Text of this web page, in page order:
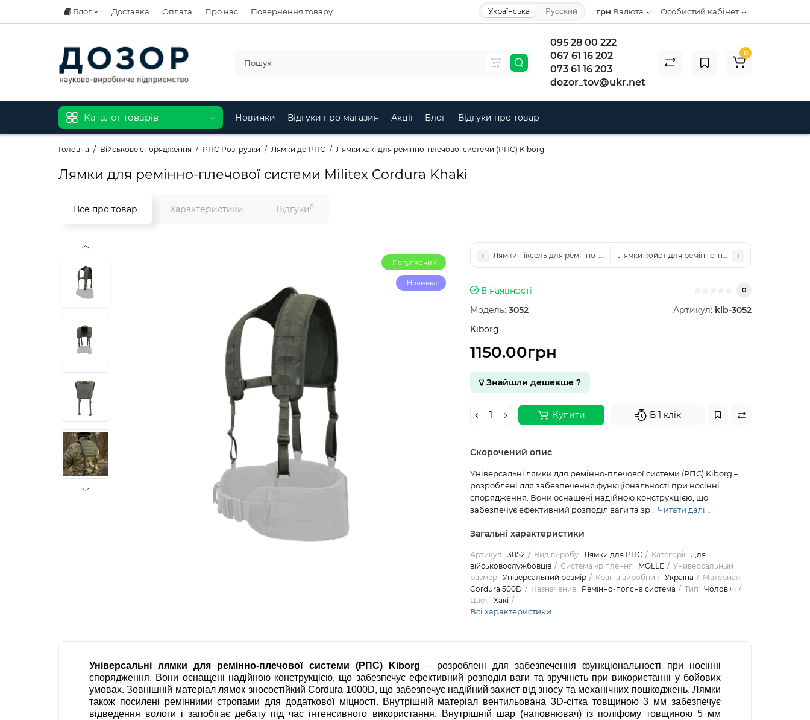
Блог Доставка Оплата Про нас Повернення товару Особистий кабінет
грн Валюта
Українська Русский
095 28 00 222
067 61 16 202
073 61 16 203
dozor_tov@ukr.net
0
Каталог товарів Новинки Відгуки про магазин Акції Блог Відгуки про товар
Головна Військове спорядження РПС Розгрузки Лямки до РПС Лямки хакі для ремінно-плечової системи (РПС) Kiborg
Лямки для ремінно-плечової системи Militex Cordura Khaki
Все про товар Характеристики Відгуки0
Популярний
Новинка
Лямки піксель для ремінно-плечової системи (РПС) Kiborg
Лямки койот для ремінно-плечової системи
В наявності 0
Модель: 3052 Артикул: kib-3052
Kiborg
1150.00грн
Знайшли дешевше ?
Купити В 1 клік
Скорочений опис
Універсальні лямки для ремінно-плечової системи (РПС) Kiborg –
розроблені для забезпечення функціональності при носінні
спорядження. Вони оснащені надійною конструкцією, що
забезпечує ефективний розподіл ваги та зр... Читати далі...
Загальні характеристики
Артикул 3052 Вид виробу Лямки для РПС Категорії
Для
військовослужбовців
Система кріплення MOLLE
Универсальный
размер
Універсальний розмір Країна виробник Україна
Материал
Cordura 500D
Назначение Ремінно-поясна система Тип
Чоловічі
Цвет
Хакі
Всі характеристики
Універсальні лямки для ремінно-плечової системи (РПС) Kiborg – розроблені для забезпечення функціональності при носінні
спорядження. Вони оснащені надійною конструкцією, що забезпечує ефективний розподіл ваги та зручність при використанні у бойових
умовах. Зовнішній матеріал лямок зносостійкий Cordura 1000D, що забезпечує надійний захист від зносу та механічних пошкоджень. Лямки
також посилені ремінними стропами для додаткової міцності. Внутрішній матеріал вентильована 3D-сітка товщиною 3 мм забезпечує
відведення вологи і запобігає дебату під час інтенсивного використання. Внутрішній шар (наповнювач) із поліфому товщиною 5 мм